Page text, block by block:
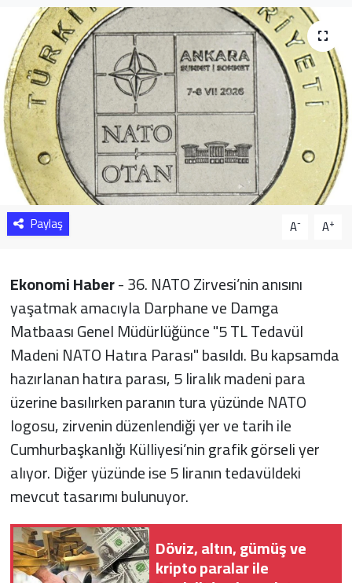
Paylaş A- A+
Ekonomi Haber- 36. NATO Zirvesi’nin anısını
yaşatmak amacıyla Darphane ve Damga
Matbaası Genel Müdürlüğünce "5 TL Tedavül
Madeni NATO Hatıra Parası" basıldı. Bu kapsamda
hazırlanan hatıra parası, 5 liralık madeni para
üzerine basılırken paranın tura yüzünde NATO
logosu, zirvenin düzenlendiği yer ve tarih ile
Cumhurbaşkanlığı Külliyesi’nin grafik görseli yer
alıyor. Diğer yüzünde ise 5 liranın tedavüldeki
mevcut tasarımı bulunuyor.
Döviz, altın, gümüş ve
kripto paralar ile
Teknoloji
Yaşam
Sağlık
Yazarlar
Resmi İlan
Resmi Reklam